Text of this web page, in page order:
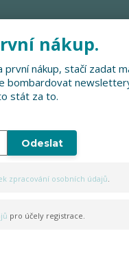
Hledat
PRO FIRMY,
nákup.
nákup, stačí zadat
bombardovat
stát za to.
Odeslat
zpracování osobních údajů.
pro účely registrace.